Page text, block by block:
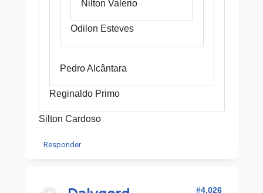
Nilton Valerio
Odilon Esteves
Pedro Alcântara
Reginaldo Primo
Silton Cardoso
Responder
#4.026